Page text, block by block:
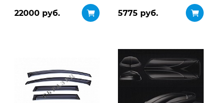
ДВУСТОРОННЕЕ
22000 руб. 5775 руб.